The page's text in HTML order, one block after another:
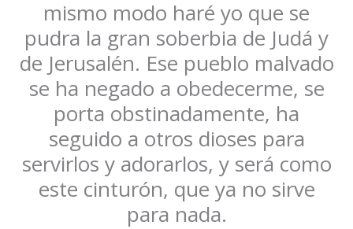
mismo modo haré yo que se
pudra la gran soberbia de Judá y
de Jerusalén. Ese pueblo malvado
se ha negado a obedecerme, se
porta obstinadamente, ha
seguido a otros dioses para
servirlos y adorarlos, y será como
este cinturón, que ya no sirve
para nada.